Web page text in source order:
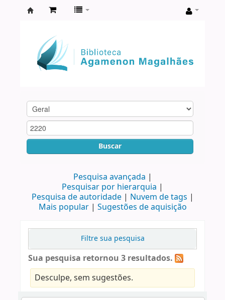
Agamenon
Magalhães
Buscar
Pesquisa avançada
Pesquisar por hierarquia
Pesquisa de autoridade
Nuvem de tags
Mais popular
Sugestões de aquisição
Filtre sua pesquisa
Sua pesquisa retornou 3 resultados.
Desculpe, sem sugestões.